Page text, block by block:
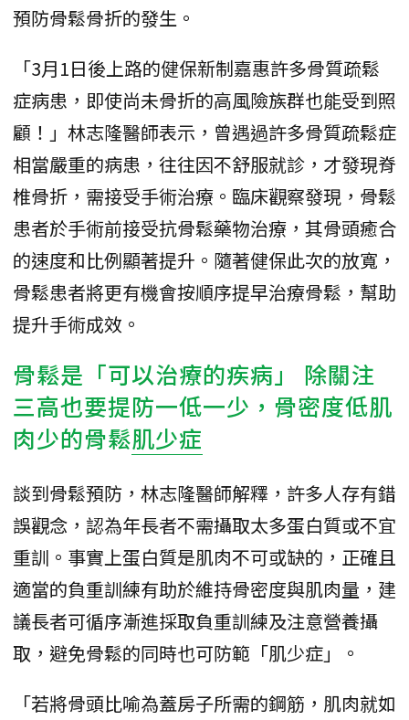
預防骨鬆骨折的發生。
「3月1日後上路的健保新制嘉惠許多骨質疏鬆
症病患，即使尚未骨折的高風險族群也能受到照
顧！」林志隆醫師表示，曾遇過許多骨質疏鬆症
相當嚴重的病患，往往因不舒服就診，才發現脊
椎骨折，需接受手術治療。臨床觀察發現，骨鬆
患者於手術前接受抗骨鬆藥物治療，其骨頭癒合
的速度和比例顯著提升。隨著健保此次的放寬，
骨鬆患者將更有機會按順序提早治療骨鬆，幫助
提升手術成效。
骨鬆是「可以治療的疾病」 除關注
三高也要提防一低一少，骨密度低肌
肉少的骨鬆肌少症
談到骨鬆預防，林志隆醫師解釋，許多人存有錯
誤觀念，認為年長者不需攝取太多蛋白質或不宜
重訓。事實上蛋白質是肌肉不可或缺的，正確且
適當的負重訓練有助於維持骨密度與肌肉量，建
議長者可循序漸進採取負重訓練及注意營養攝
取，避免骨鬆的同時也可防範「肌少症」。
「若將骨頭比喻為蓋房子所需的鋼筋，肌肉就如